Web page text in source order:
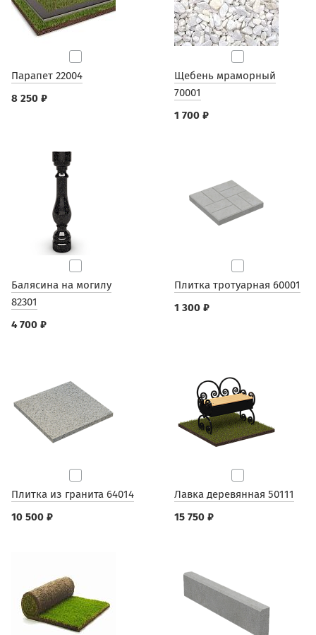
Парапет 22004
8 250 ₽
Щебень мраморный
70001
1 700 ₽
Балясина на могилу
82301
4 700 ₽
Плитка тротуарная 60001
1 300 ₽
Плитка из гранита 64014
10 500 ₽
Лавка деревянная 50111
15 750 ₽